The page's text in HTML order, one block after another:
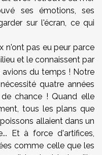
ses émotions, ses
sur l'écran, ce qui
n'ont pas eu peur parce
et le connaissent par
avions du temps ! Notre
quatre années
chance ! Quand elle
tous les plans que
allaient dans un
Et à force d'artifices,
comme celle que les